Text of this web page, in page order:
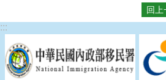
回上
:::